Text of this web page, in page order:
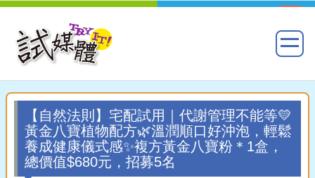
【自然法則】宅配試用｜代謝管理不能等💛
黃金八寶植物配方🌿溫潤順口好沖泡，輕鬆
養成健康儀式感✨複方黃金八寶粉＊1盒，
總價值$680元，招募5名